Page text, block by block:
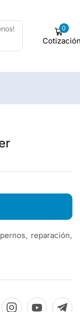
0
pernos, reparación,